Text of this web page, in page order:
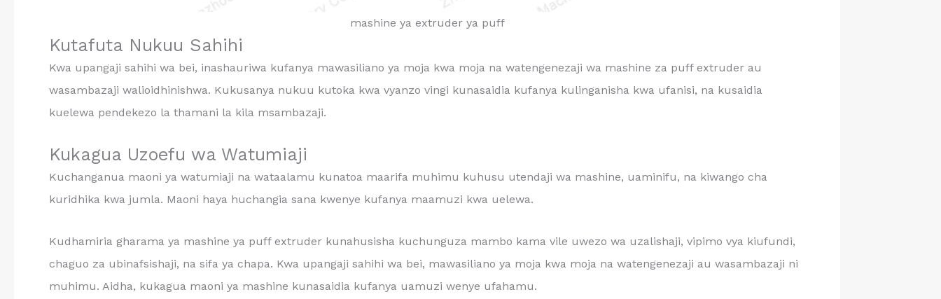
mashine ya extruder ya puff
Kutafuta Nukuu Sahihi
Kwa upangaji sahihi wa bei, inashauriwa kufanya mawasiliano ya moja kwa moja na watengenezaji wa mashine za puff extruder au
wasambazaji walioidhinishwa. Kukusanya nukuu kutoka kwa vyanzo vingi kunasaidia kufanya kulinganisha kwa ufanisi, na kusaidia
kuelewa pendekezo la thamani la kila msambazaji.
Kukagua Uzoefu wa Watumiaji
Kuchanganua maoni ya watumiaji na wataalamu kunatoa maarifa muhimu kuhusu utendaji wa mashine, uaminifu, na kiwango cha
kuridhika kwa jumla. Maoni haya huchangia sana kwenye kufanya maamuzi kwa uelewa.
Kudhamiria gharama ya mashine ya puff extruder kunahusisha kuchunguza mambo kama vile uwezo wa uzalishaji, vipimo vya kiufundi,
chaguo za ubinafsishaji, na sifa ya chapa. Kwa upangaji sahihi wa bei, mawasiliano ya moja kwa moja na watengenezaji au wasambazaji ni
muhimu. Aidha, kukagua maoni ya mashine kunasaidia kufanya uamuzi wenye ufahamu.